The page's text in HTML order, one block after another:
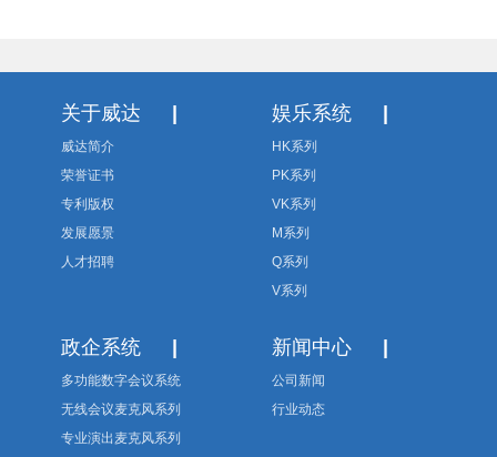
关于威达 |
威达简介
荣誉证书
专利版权
发展愿景
人才招聘
娱乐系统 |
HK系列
PK系列
VK系列
M系列
Q系列
V系列
政企系统 |
多功能数字会议系统
无线会议麦克风系列
专业演出麦克风系列
新闻中心 |
公司新闻
行业动态